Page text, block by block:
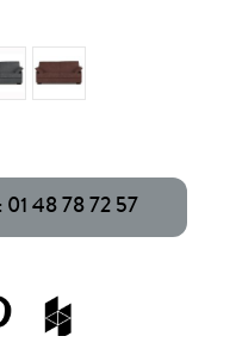
48 78 72 57